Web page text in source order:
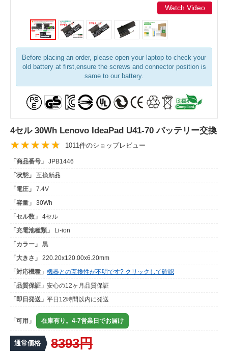
Watch Video
Before placing an order, please open your laptop to check your
old battery at first,ensure the screws and connector position is
same to our battery.
4セル 30Wh Lenovo IdeaPad U41-70 バッテリー交換
1011件のショップレビュー
「商品番号」
JPB1446
「状態」
互換新品
「電圧」
7.4V
「容量」
30Wh
「セル数」
4セル
「充電池種類」
Li-ion
「カラー」
黒
「大きさ」
220.20x120.00x6.20mm
「対応機種」 機器との互換性が不明です? クリックして確認
「品質保証」 安心の12ヶ月品質保証
「即日発送」 平日12時間以内に発送
「可用」 在庫有り。4-7営業日でお届け
通常価格 8393円